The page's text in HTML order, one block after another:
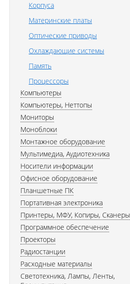
Корпуса
Материнские платы
Оптические приводы
Охлаждающие системы
Память
Процессоры
Компьютеры
Компьютеры, Неттопы
Мониторы
Моноблоки
Монтажное оборудование
Мультимедиа, Аудиотехника
Носители информации
Офисное оборудование
Планшетные ПК
Портативная электроника
Принтеры, МФУ, Копиры, Сканеры
Программное обеспечение
Проекторы
Радиостанции
Расходные материалы
Светотехника, Лампы, Ленты,